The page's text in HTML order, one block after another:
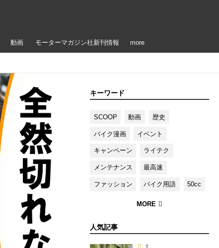
動画 モーターマガジン社新刊情報 more
キーワード
SCOOP 動画 歴史
バイク漫画 イベント
キャンペーン ライテク
メンテナンス 最高速
ファッション バイク用語 50cc
人気記事